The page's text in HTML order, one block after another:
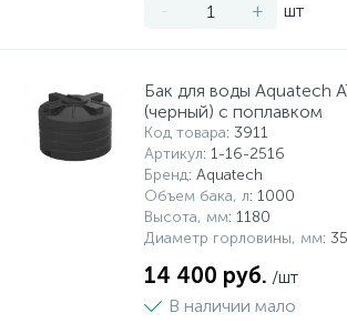
- + шт
Бак для воды Aquatech
(черный) с поплавком
Код товара: 3911
Артикул: 1-16-2516
Бренд: Aquatech
Объем бака, л: 1000
Высота, мм: 1180
Диаметр горловины, мм:
14 400 руб. /шт
В наличии мало